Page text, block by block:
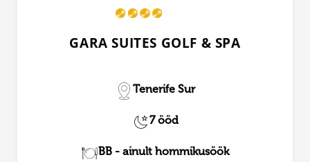
GARA SUITES GOLF & SPA
Tenerife Sur
7 ööd
BB - ainult hommikusöök